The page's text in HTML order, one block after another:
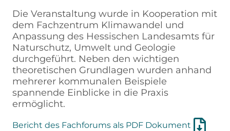
Die Veranstaltung wurde in Kooperation mit
dem Fachzentrum Klimawandel und
Anpassung des Hessischen Landesamts für
Naturschutz, Umwelt und Geologie
durchgeführt. Neben den wichtigen
theoretischen Grundlagen wurden anhand
mehrerer kommunalen Beispiele
spannende Einblicke in die Praxis
ermöglicht.
Bericht des Fachforums als PDF Dokument